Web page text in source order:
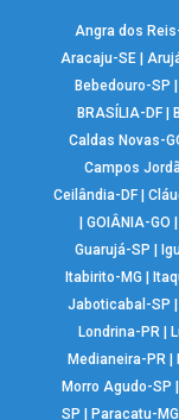
Angra dos
Aracaju-SE |
Bebedouro-SP
BRASÍLIA-DF|
Caldas Novas-
Campos
Ceilândia-DF|
| GOIÂNIA-GO |
Guarujá-SP |
Itabirito-MG |
Jaboticabal-SP |
Londrina-PR |
Medianeira-PR |
Morro Agudo-SP
SP |Paracatu-MG